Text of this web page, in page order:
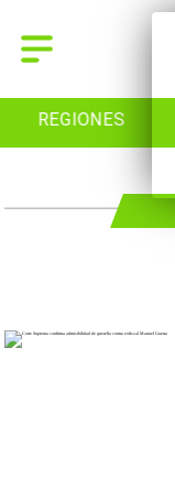
REGIONES